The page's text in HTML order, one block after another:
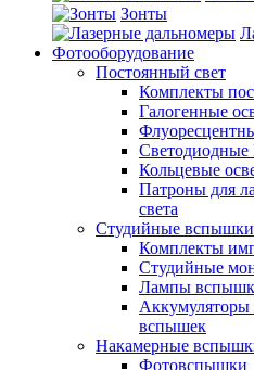
Зонты
Фотооборудование
Постоянный свет
Комплекты
Галогенные
Светодиодные
Кольцевые
Патроны для
света
Студийные вспышки
Комплекты
Студийные
Лампы
Аккумуляторы
вспышек
Накамерные
Фотовспышки